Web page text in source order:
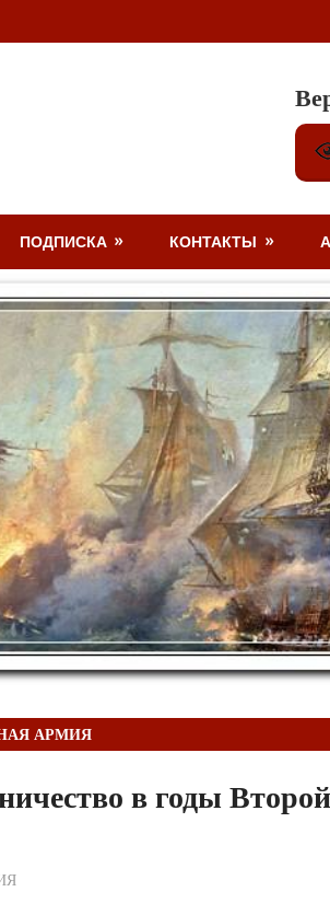
ПОДПИСКА КОНТАКТЫ
АРМИЯ
в годы Второй